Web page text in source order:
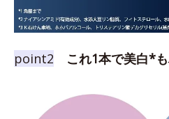
point2 これ1本で美白*